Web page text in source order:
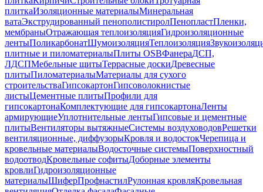
плиткаИзоляционные материалыМинеральная
ватаЭкструдированный пенополистиролПенопластПленки,
мембраныОтражающая теплоизоляцияГидроизоляционные
лентыПоликарбонатШумоизоляцияТеплоизоляция
плитные и пиломатериалыПлиты OSBФанераДСП,
ЛДСПМебельные щитыТеррасные доскиДревесные
плитыПиломатериалыМатериалы для сухого
строительстваГипсокартонГипсоволокнистые
листыЦементные плитыПрофили для
гипсокартонаКомплектующие для гипсокартонаЛенты
армирующиеУплотнительные лентыГипсовые и цементные
плитыВентиляторы вытяжныеСистемы воздуховодовРешетки
вентиляционные, диффузорыКровля и водостокЧерепица и
кровельные материалыВодосточные системыПоверхностный
водоотводКровельные софитыДоборные элементы
кровлиГидроизоляционные
материалыШиферПрофнастилРулонная кровляКровельная